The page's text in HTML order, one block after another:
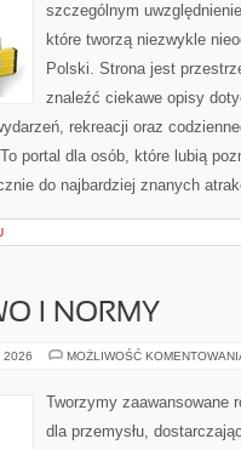
szczególnym
które tworzą niezwykle
Polski. Strona jest
znaleźć ciekawe opisy
rekreacji oraz
portal dla osób, które lubią
do najbardziej znanych
I NORMY
2026 MOŻLIWOŚĆ
Tworzymy zaawansowane
dla przemysłu,